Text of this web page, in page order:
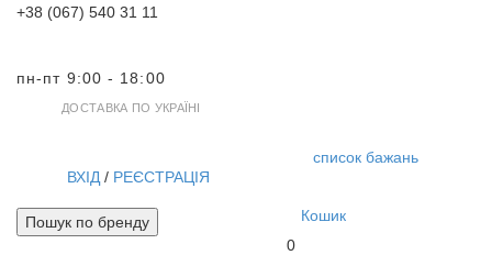
+38 (067) 540 31 11
пн-пт 9:00 - 18:00
ДОСТАВКА ПО УКРАЇНІ
список бажань
ВХІД / РЕЄСТРАЦІЯ
Кошик
0
Пошук по бренду